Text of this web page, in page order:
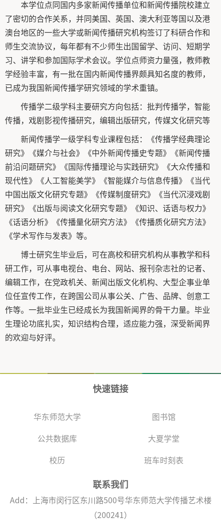
本学位点同国内多家新闻传播单位和新闻传播院校建立
了密切的合作关系，并同美国、英国、澳大利亚等国以及港
澳台地区的一些大学或新闻传播研究机构签订了科研合作和
师生交流协议，每年都有不少师生出国留学、访问、短期学
习、讲学和参加国际学术会议。学位点师资力量强，教师教
学经验丰富，有一批在国内新闻传播界颇具知名度的教师，
已成为我国新闻传播学研究领域的学术重镇。
传播学二级学科主要研究方向包括：批判传播学，智能
传播，戏剧影视传播研究，编辑出版研究，传媒文化研究等
新闻传播学一级学科专业课程包括：《传播学经典理论
研究》《媒介与社会》《中外新闻传播史专题》《新闻传播
前沿问题研究》《国际传播理论与实践研究》《大众传播和
现代性》《人工智能美学》《智能媒介与信息传播》《当代
中国出版文化研究专题》《传媒制度研究》《当代沉浸戏剧
研究》《出版与阅读文化研究专题》《知识、话语与权力》
《话语分析》《传播量化研究方法》《传播质化研究方法》
《学术写作与发表》等。
博士研究生毕业后，可在高校和研究机构从事教学和科
研工作，可从事电视台、电台、网站、报刊杂志社的记者、
编辑工作，在党政机关、新闻出版文化机构、大型企事业单
位任宣传工作，在跨国公司从事公关、广告、品牌、创意工
作等。一批毕业生已经成长为我国新闻界的骨干力量。毕业
生理论功底扎实，知识结构合理，适应能力强，深受新闻界
的欢迎与好评。
快速链接
华东师范大学 图书馆
公共数据库 大夏学堂
校历 班车时刻表
联系我们
Add：上海市闵行区东川路500号华东师范大学传播艺术楼
（200241）